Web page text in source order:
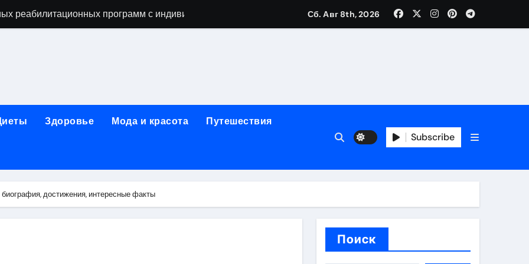
реабилитационных программ с индивидуальным подходом
обращения при острой боли в почках и задержке мочеиспускания
гипноз, вшивание, двойной блок, анонимность и долгосрочная защита
за 5 минут без верификации и без участия банков с пополнением в USDT
Сб. Авг 8th, 2026
Здоровье Мода и красота Путешествия
Subscribe
достижения, интересные факты
Поиск